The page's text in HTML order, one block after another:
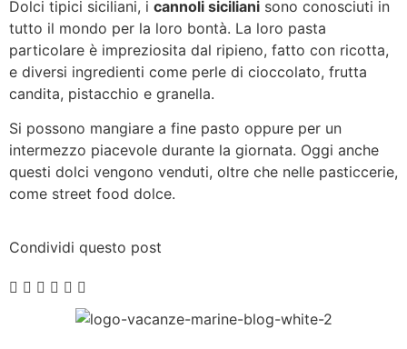
Dolci tipici siciliani, i cannoli siciliani sono conosciuti in
tutto il mondo per la loro bontà. La loro pasta
particolare è impreziosita dal ripieno, fatto con ricotta,
e diversi ingredienti come perle di cioccolato, frutta
candita, pistacchio e granella.
Si possono mangiare a fine pasto oppure per un
intermezzo piacevole durante la giornata. Oggi anche
questi dolci vengono venduti, oltre che nelle pasticcerie,
come street food dolce.
Condividi questo post